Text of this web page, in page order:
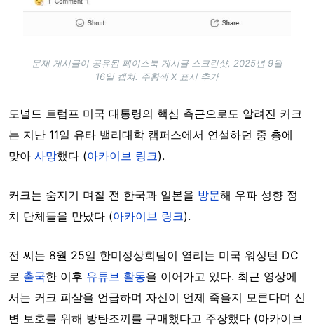
문제 게시글이 공유된 페이스북 게시글 스크린샷, 2025년 9월
16일 캡쳐. 주황색 X 표시 추가
도널드 트럼프 미국 대통령의 핵심 측근으로도 알려진 커크
는 지난 11일 유타 밸리대학 캠퍼스에서 연설하던 중 총에
맞아 사망했다 (아카이브 링크).
커크는 숨지기 며칠 전 한국과 일본을 방문해 우파 성향 정
치 단체들을 만났다 (아카이브 링크).
전 씨는 8월 25일 한미정상회담이 열리는 미국 워싱턴 DC
로 출국한 이후 유튜브 활동을 이어가고 있다. 최근 영상에
서는 커크 피살을 언급하며 자신이 언제 죽을지 모른다며 신
변 보호를 위해 방탄조끼를 구매했다고 주장했다 (아카이브